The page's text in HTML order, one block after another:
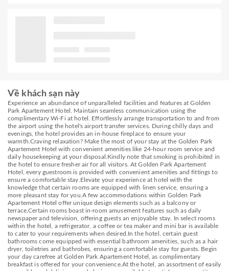
Về khách sạn này
Experience an abundance of unparalleled facilities and features at Golden
Park Apartement Hotel. Maintain seamless communication using the
complimentary Wi-Fi at hotel. Effortlessly arrange transportation to and from
the airport using the hotel's airport transfer services. During chilly days and
evenings, the hotel provides an in-house fireplace to ensure your
warmth.Craving relaxation? Make the most of your stay at the Golden Park
Apartement Hotel with convenient amenities like 24-hour room service and
daily housekeeping at your disposal.Kindly note that smoking is prohibited in
the hotel to ensure fresher air for all visitors. At Golden Park Apartement
Hotel, every guestroom is provided with convenient amenities and fittings to
ensure a comfortable stay.Elevate your experience at hotel with the
knowledge that certain rooms are equipped with linen service, ensuring a
more pleasant stay for you.A few accommodations within Golden Park
Apartement Hotel offer unique design elements such as a balcony or
terrace.Certain rooms boast in-room amusement features such as daily
newspaper and television, offering guests an enjoyable stay. In select rooms
within the hotel, a refrigerator, a coffee or tea maker and mini bar is available
to cater to your requirements when desired.In the hotel, certain guest
bathrooms come equipped with essential bathroom amenities, such as a hair
dryer, toiletries and bathrobes, ensuring a comfortable stay for guests. Begin
your day carefree at Golden Park Apartement Hotel, as complimentary
breakfast is offered for your convenience.At the hotel, an assortment of easily